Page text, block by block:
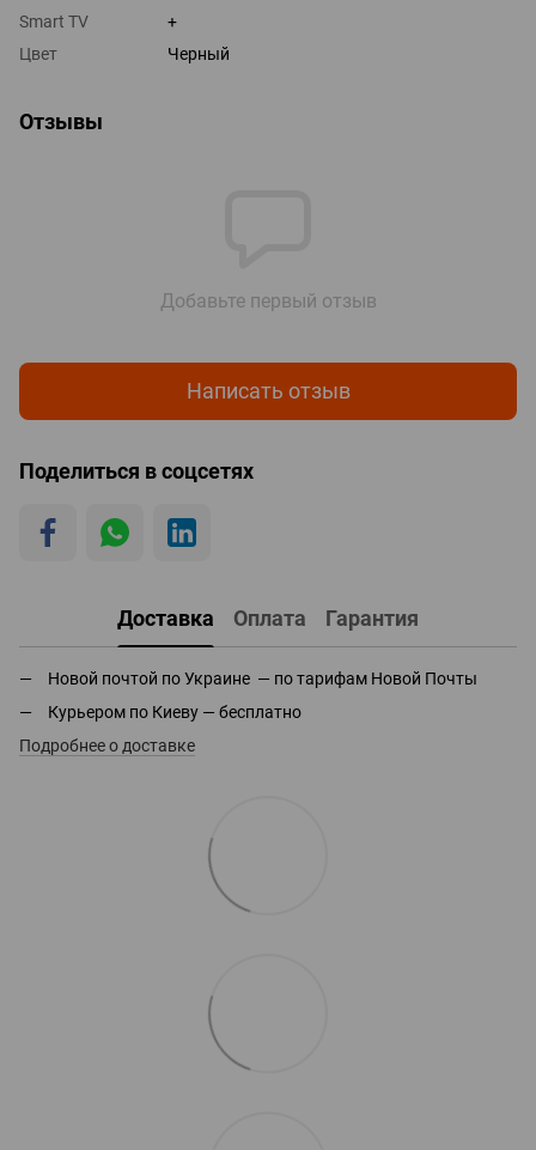
Smart TV
+
Цвет
Черный
Отзывы
Добавьте первый отзыв
Написать отзыв
Поделиться в соцсетях
Доставка Оплата Гарантия
Новой почтой по Украине — по тарифам Новой Почты
Курьером по Киеву — бесплатно
Подробнее о доставке